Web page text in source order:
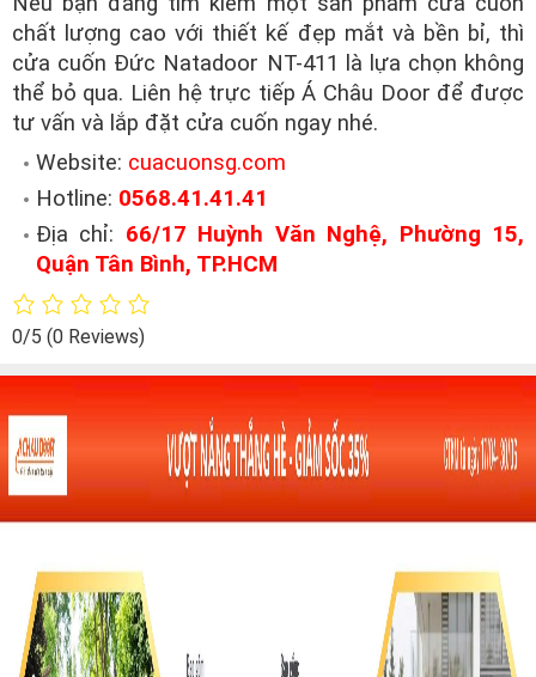
chất lượng cao với thiết kế đẹp mắt và bền bỉ, thì
cửa cuốn Đức Natadoor NT-411 là lựa chọn không
thể bỏ qua. Liên hệ trực tiếp Á Châu Door để được
tư vấn và lắp đặt cửa cuốn ngay nhé.
Website: cuacuonsg.com
Hotline: 0568.41.41.41
Địa chỉ: 66/17 Huỳnh Văn Nghệ, Phường 15,
Quận Tân Bình, TP.HCM
0/5 (0 Reviews)